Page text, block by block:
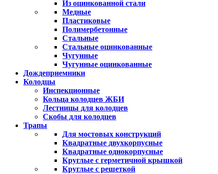
Из оцинкованной стали
Медные
Пластиковые
Полимербетонные
Стальные
Стальные оцинкованные
Чугунные
Чугунные оцинкованные
Дождеприемники
Колодцы
Инспекционные
Кольца колодцев ЖБИ
Лестницы для колодцев
Скобы для колодцев
Трапы
Для мостовых конструкций
Квадратные двухкорпусные
Квадратные однокорпусные
Круглые с герметичной крышкой
Круглые с решеткой